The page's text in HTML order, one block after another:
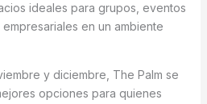
ideales para grupos, eventos
en un ambiente
y diciembre, The Palm se
opciones para quienes